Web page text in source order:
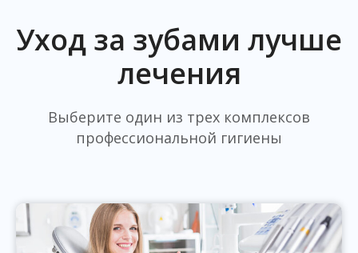
Уход за зубами лучше
лечения
Выберите один из трех комплексов
профессиональной гигиены